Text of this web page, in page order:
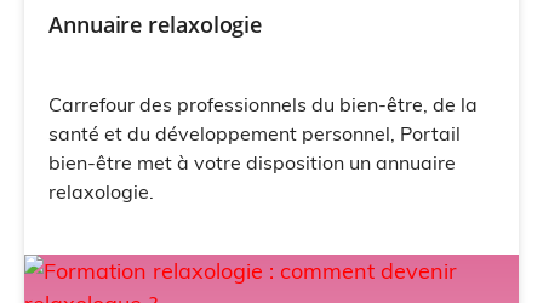
Annuaire relaxologie
Carrefour des professionnels du bien-être, de la
santé et du développement personnel, Portail
bien-être met à votre disposition un annuaire
relaxologie.